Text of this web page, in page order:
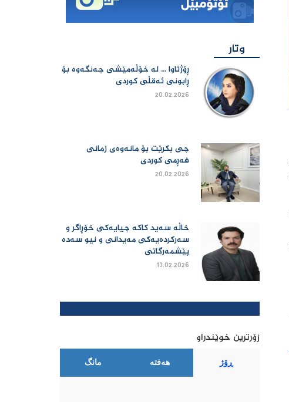
وتار
ڕۆژئاوا ... لە خۆڵەمێشی جەنگەوە بۆ
ڕابونی ئەقڵی کوردی
20.02.2026
چی بكرێت بۆ مانەوەی زمانی
فەڕمی كوردی
20.02.2026
خاڵە سەید کاکە چیایەکی خۆڕاگر و
سەرکردەیەکی مەیدانی و نیو سەدە
پێشمەرگاتی
13.02.2026
زۆرترین خوێندراو
ڕۆژ هەفتە مانگ